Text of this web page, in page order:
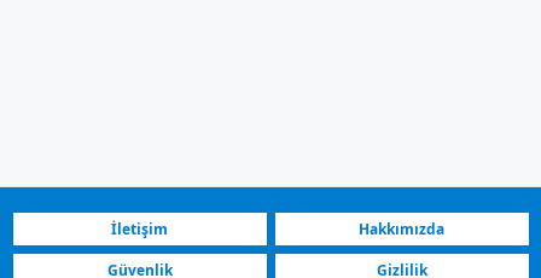
İletişim
Hakkımızda
Güvenlik
Gizlilik